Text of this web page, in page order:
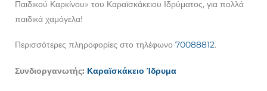
Παιδικού Καρκίνου» του Καραϊσκάκειου Ιδρύματος, για πολλά
παιδικά χαμόγελα!
Περισσότερες πληροφορίες στο τηλέφωνο 70088812.
Συνδιοργανωτής: Καραϊσκάκειο Ίδρυμα